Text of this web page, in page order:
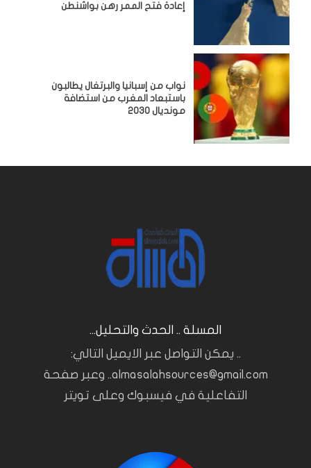
إعادة فتح الممر رهن بواشنطن
نواب من إسبانيا والبرتغال يطالبون
باستبعاد المغرب من استضافة
مونديال 2030
المسلة .. الحدث والتحليل...
.. يمكن التواصل عبر الايميل التالي:
almasalahsources@gmail.com.. وعبر صفحة
التفاعلية في فيسبوك وعلى تويتر